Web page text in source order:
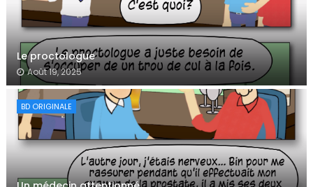
Le proctologue
Août 19, 2025
BD ORIGINALE